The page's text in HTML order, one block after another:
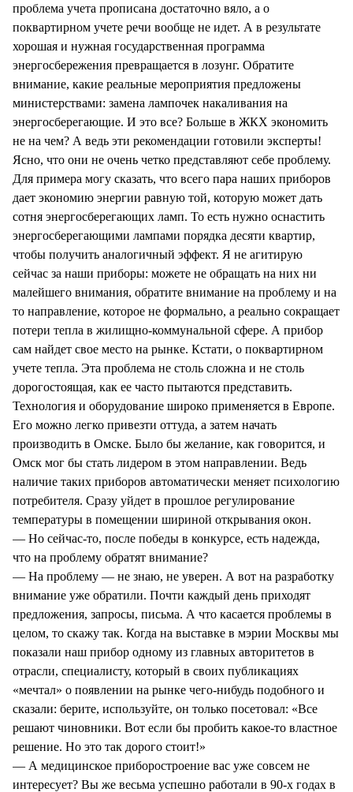
проблема учета прописана достаточно вяло, а о
поквартирном учете речи вообще не идет. А в результате
хорошая и нужная государственная программа
энергосбережения превращается в лозунг. Обратите
внимание, какие реальные мероприятия предложены
министерствами: замена лампочек накаливания на
энергосберегающие. И это все? Больше в ЖКХ экономить
не на чем? А ведь эти рекомендации готовили эксперты!
Ясно, что они не очень четко представляют себе проблему.
Для примера могу сказать, что всего пара наших приборов
дает экономию энергии равную той, которую может дать
сотня энергосберегающих ламп. То есть нужно оснастить
энергосберегающими лампами порядка десяти квартир,
чтобы получить аналогичный эффект. Я не агитирую
сейчас за наши приборы: можете не обращать на них ни
малейшего внимания, обратите внимание на проблему и на
то направление, которое не формально, а реально сокращает
потери тепла в жилищно-коммунальной сфере. А прибор
сам найдет свое место на рынке. Кстати, о поквартирном
учете тепла. Эта проблема не столь сложна и не столь
дорогостоящая, как ее часто пытаются представить.
Технология и оборудование широко применяется в Европе.
Его можно легко привезти оттуда, а затем начать
производить в Омске. Было бы желание, как говорится, и
Омск мог бы стать лидером в этом направлении. Ведь
наличие таких приборов автоматически меняет психологию
потребителя. Сразу уйдет в прошлое регулирование
температуры в помещении шириной открывания окон.
— Но сейчас-то, после победы в конкурсе, есть надежда,
что на проблему обратят внимание?
— На проблему — не знаю, не уверен. А вот на разработку
внимание уже обратили. Почти каждый день приходят
предложения, запросы, письма. А что касается проблемы в
целом, то скажу так. Когда на выставке в мэрии Москвы мы
показали наш прибор одному из главных авторитетов в
отрасли, специалисту, который в своих публикациях
«мечтал» о появлении на рынке чего-нибудь подобного и
сказали: берите, используйте, он только посетовал: «Все
решают чиновники. Вот если бы пробить какое-то властное
решение. Но это так дорого стоит!»
— А медицинское приборостроение вас уже совсем не
интересует? Вы же весьма успешно работали в 90-х годах в